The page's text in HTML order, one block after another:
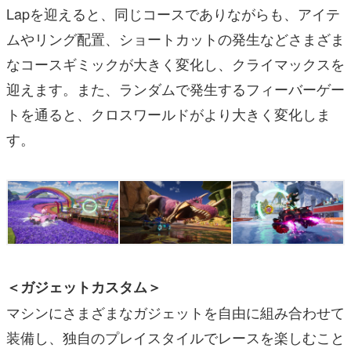
Lapを迎えると、同じコースでありながらも、アイテ
ムやリング配置、ショートカットの発生などさまざま
なコースギミックが大きく変化し、クライマックスを
迎えます。また、ランダムで発生するフィーバーゲー
トを通ると、クロスワールドがより大きく変化しま
す。
＜ガジェットカスタム＞
マシンにさまざまなガジェットを自由に組み合わせて
装備し、独自のプレイスタイルでレースを楽しむこと